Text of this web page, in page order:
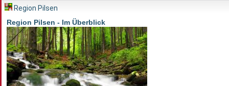
Region Pilsen
Region Pilsen - Im Überblick